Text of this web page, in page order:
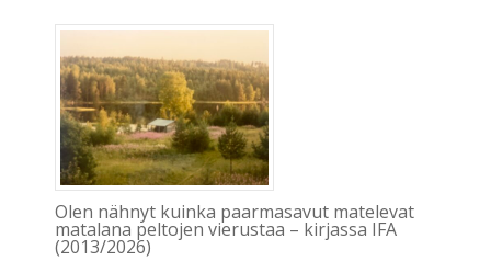
Olen nähnyt kuinka paarmasavut matelevat
matalana peltojen vierustaa – kirjassa IFA
(2013/2026)